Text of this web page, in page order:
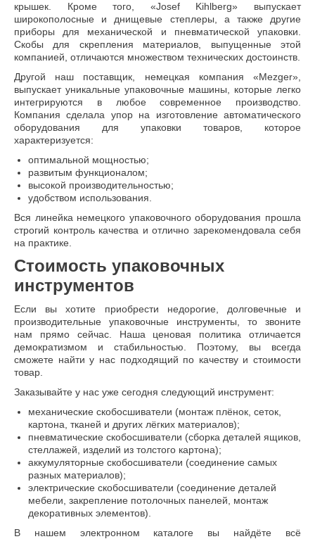
крышек. Кроме того, «Josef Kihlberg» выпускает
широкополосные и днищевые степлеры, а также другие
приборы для механической и пневматической упаковки.
Скобы для скрепления материалов, выпущенные этой
компанией, отличаются множеством технических достоинств.
Другой наш поставщик, немецкая компания «Mezger»,
выпускает уникальные упаковочные машины, которые легко
интегрируются в любое современное производство.
Компания сделала упор на изготовление автоматического
оборудования для упаковки товаров, которое
характеризуется:
оптимальной мощностью;
развитым функционалом;
высокой производительностью;
удобством использования.
Вся линейка немецкого упаковочного оборудования прошла
строгий контроль качества и отлично зарекомендовала себя
на практике.
Стоимость упаковочных
инструментов
Если вы хотите приобрести недорогие, долговечные и
производительные упаковочные инструменты, то звоните
нам прямо сейчас. Наша ценовая политика отличается
демократизмом и стабильностью. Поэтому, вы всегда
сможете найти у нас подходящий по качеству и стоимости
товар.
Заказывайте у нас уже сегодня следующий инструмент:
механические скобосшиватели (монтаж плёнок, сеток,
картона, тканей и других лёгких материалов);
пневматические скобосшиватели (сборка деталей ящиков,
стеллажей, изделий из толстого картона);
аккумуляторные скобосшиватели (соединение самых
разных материалов);
электрические скобосшиватели (соединение деталей
мебели, закрепление потолочных панелей, монтаж
декоративных элементов).
В нашем электронном каталоге вы найдёте всё